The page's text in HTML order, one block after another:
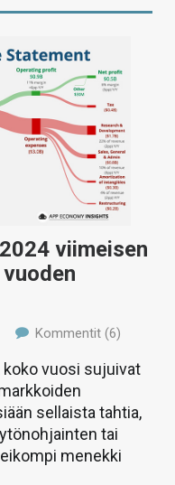
viimeisen
Kommentit (6)
koko vuosi sujuivat
sellaista tahtia,
tai
menekki